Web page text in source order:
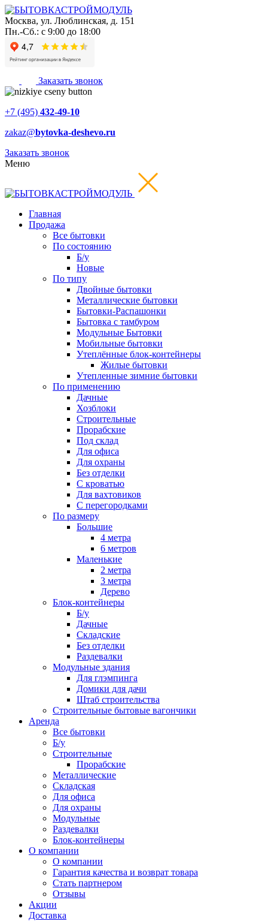
Москва, ул. Люблинская, д. 151
Пн.-Сб.: с 9:00 до 18:00
Заказать звонок
+7 (495) 432-49-10
zakaz@bytovka-deshevo.ru
Заказать звонок
Меню
Главная
Продажа
Все бытовки
По состоянию
Б/у
Новые
По типу
Двойные бытовки
Металлические бытовки
Бытовки-Распашонки
Бытовка с тамбуром
Модульные Бытовки
Мобильные бытовки
Утеплённые блок-контейнеры
Жилые бытовки
Утепленные зимние бытовки
По применению
Дачные
Хозблоки
Строительные
Прорабские
Под склад
Для офиса
Для охраны
Без отделки
С кроватью
Для вахтовиков
С перегородками
По размеру
Большие
4 метра
6 метров
Маленькие
2 метра
3 метра
Дерево
Блок-контейнеры
Б/у
Дачные
Складские
Без отделки
Раздевалки
Модульные здания
Для глэмпинга
Домики для дачи
Штаб строительства
Строительные бытовые вагончики
Аренда
Все бытовки
Б/у
Строительные
Прорабские
Металлические
Складская
Для офиса
Для охраны
Модульные
Раздевалки
Блок-контейнеры
О компании
О компании
Гарантия качества и возврат товара
Стать партнером
Отзывы
Акции
Доставка